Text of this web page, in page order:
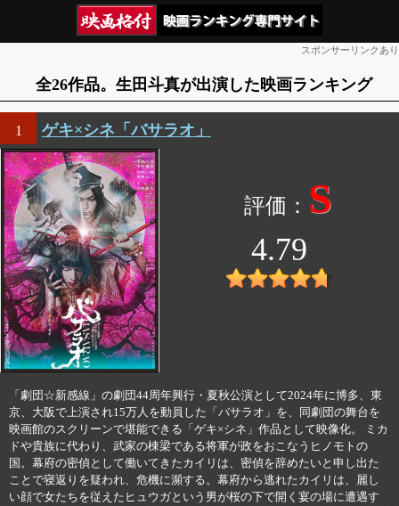
スポンサーリンクあり
全26作品。生田斗真が出演した映画ランキング
1 ゲキ×シネ「バサラオ」
S
4.79
「劇団☆新感線」の劇団44周年興行・夏秋公演として2024年に博多、東
京、大阪で上演され15万人を動員した「バサラオ」を、同劇団の舞台を
映画館のスクリーンで堪能できる「ゲキ×シネ」作品として映像化。 ミカ
ドや貴族に代わり、武家の棟梁である将軍が政をおこなうヒノモトの
国。幕府の密偵として働いてきたカイリは、密偵を辞めたいと申し出た
ことで寝返りを疑われ、危機に瀕する。幕府から逃れたカイリは、麗し
い顔で女たちを従えたヒュウガという男が桜の下で開く宴の場に遭遇す